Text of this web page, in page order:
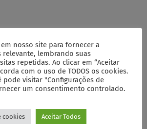
nosso site para fornecer a
relevante, lembrando suas
repetidas. Ao clicar em “Aceitar
com o uso de TODOS os cookies.
pode visitar "Configurações de
um consentimento controlado.
cookies Aceitar Todos